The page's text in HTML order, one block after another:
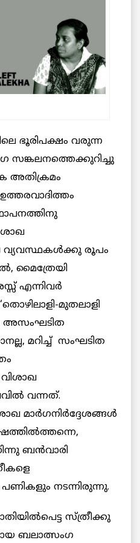
ഭൂരിപക്ഷം വരുന്ന
സങ്കലനത്തെക്കുറിച്ചു
അതിക്രമം
വ്യവസ്ഥകള്‍ക്കു രൂപം
മൈത്രേയി
എന്നിവര്‍
മുതലാളി
അസംഘടിത
മറിച്ച് സംഘടിത
വന്നത്.
മാര്‍ഗനിര്‍ദ്ദേശങ്ങള്‍
ബന്‍വാരി
നടന്നിരുന്നു.
സ്ത്രീക്കു
ബലാത്സംഗ